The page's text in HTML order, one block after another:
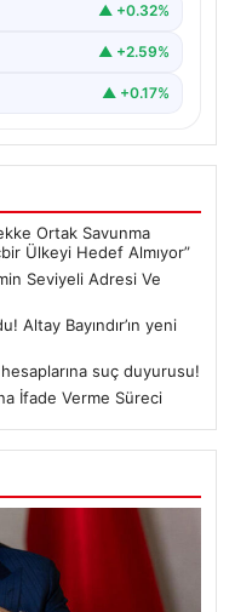
▲ +0.32%
▲ +2.59%
▲ +0.17%
Ortak Savunma
Ülkeyi Hedef Almıyor”
Seviyeli Adresi Ve
Bayındır’ın yeni
suç duyurusu!
İfade Verme Süreci